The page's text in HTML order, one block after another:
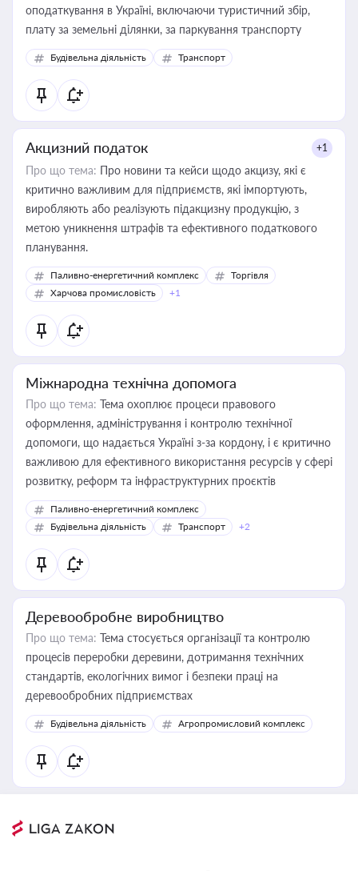
оподаткування в Україні, включаючи туристичний збір,
плату за земельні ділянки, за паркування транспорту
Будівельна діяльність Транспорт
Акцизний податок +1
Про що тема: Про новини та кейси щодо акцизу, які є
критично важливим для підприємств, які імпортують,
виробляють або реалізують підакцизну продукцію, з
метою уникнення штрафів та ефективного податкового
планування.
Паливно-енергетичний комплекс
Торгівля
Харчова промисловість
+1
Міжнародна технічна допомога
Про що тема: Тема охоплює процеси правового
оформлення, адміністрування і контролю технічної
допомоги, що надається Україні з-за кордону, і є критично
важливою для ефективного використання ресурсів у сфері
розвитку, реформ та інфраструктурних проєктів
Паливно-енергетичний комплекс
Будівельна діяльність
Транспорт +2
Деревообробне виробництво
Про що тема: Тема стосується організації та контролю
процесів переробки деревини, дотримання технічних
стандартів, екологічних вимог і безпеки праці на
деревообробних підприємствах
Будівельна діяльність Агропромисловий комплекс